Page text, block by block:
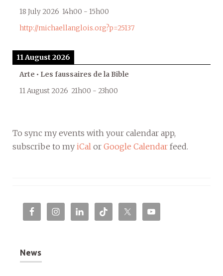
18 July 2026 14h00 - 15h00
http://michaellanglois.org?p=25137
11 August 2026
Arte • Les faussaires de la Bible
11 August 2026 21h00 - 23h00
To sync my events with your calendar app,
subscribe to my iCal or Google Calendar feed.
News